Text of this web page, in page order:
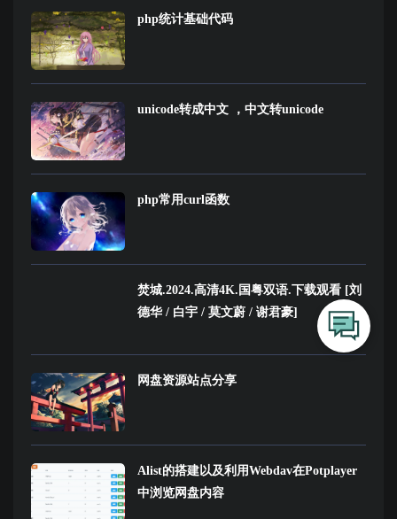
php统计基础代码
unicode转成中文 ，中文转unicode
php常用curl函数
焚城.2024.高清4K.国粤双语.下载观看 [刘
德华 / 白宇 / 莫文蔚 / 谢君豪]
网盘资源站点分享
Alist的搭建以及利用Webdav在Potplayer
中浏览网盘内容